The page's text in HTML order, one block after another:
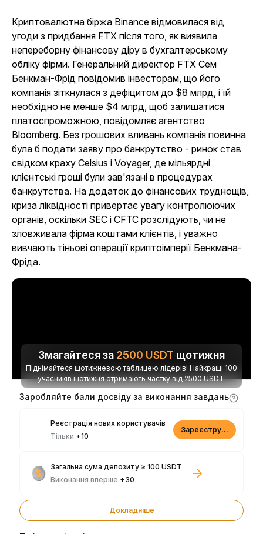
Криптовалютна біржа Binance відмовилася від
угоди з придбання FTX після того, як виявила
непереборну фінансову діру в бухгалтерському
обліку фірми. Генеральний директор FTX Сем
Бенкман-Фрід повідомив інвесторам, що його
компанія зіткнулася з дефіцитом до $8 млрд, і їй
необхідно не менше $4 млрд, щоб залишатися
платоспроможною, повідомляє агентство
Bloomberg. Без грошових вливань компанія повинна
була б подати заяву про банкрутство - ринок став
свідком краху Celsius і Voyager, де мільярдні
клієнтські гроші були зав'язані в процедурах
банкрутства. На додаток до фінансових труднощів,
криза ліквідності привертає увагу контролюючих
органів, оскільки SEC і CFTC розслідують, чи не
зловживала фірма коштами клієнтів, і уважно
вивчають тіньові операції криптоімперії Бенкмана-
Фріда.
Змагайтеся за 2500 USDT щотижня
Піднімайтеся щотижневою таблицею лідерів! Найкращі 100
учасників щотижня отримають частку від 2500 USDT.
Заробляйте бали досвіду за виконання завдань
Реєстрація нових користувачів
Тільки +10
Зареєструватися
Загальна сума депозиту ≥ 100 USDT
Виконання вперше +30
Докладніше